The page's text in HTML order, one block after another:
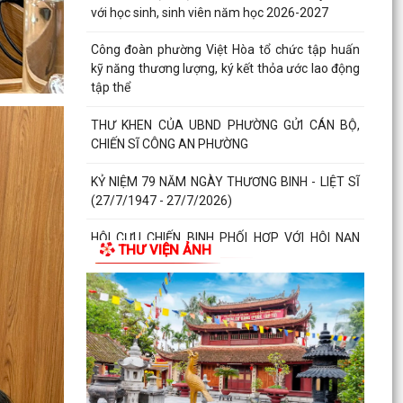
với học sinh, sinh viên năm học 2026-2027
Công đoàn phường Việt Hòa tổ chức tập huấn
kỹ năng thương lượng, ký kết thỏa ước lao động
tập thể
THƯ KHEN CỦA UBND PHƯỜNG GỬI CÁN BỘ,
CHIẾN SĨ CÔNG AN PHƯỜNG
KỶ NIỆM 79 NĂM NGÀY THƯƠNG BINH - LIỆT SĨ
(27/7/1947 - 27/7/2026)
HỘI CỰU CHIẾN BINH PHỐI HỢP VỚI HỘI NẠN
NHÂN DA CAM/DIOXIN PHƯỜNG VIỆT HÒA
THĂM, TẶNG QUÀ GIA ĐÌNH...
PHƯỜNG VIỆT HÒA THẮP NẾN TRI ÂN CÁC ANH
HÙNG LIỆT SĨ NHÂN KỶ NIỆM 79 NĂM NGÀY
THƯƠNG BINH - LIỆT SĨ...
Phường Việt Hòa tổ chức ra quân dọn dẹp vệ
THƯ VIỆN ẢNH